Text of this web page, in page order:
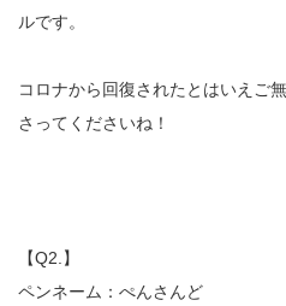
ルです。
コロナから回復されたとはいえご
さってくださいね！
【Q2.】
ペンネーム：ぺんさんど